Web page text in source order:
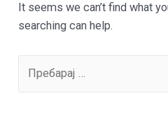
It seems we can’t find what
searching can help.